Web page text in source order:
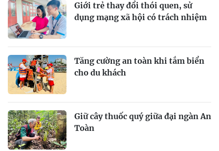
Giới trẻ thay đổi thói quen, sử
dụng mạng xã hội có trách nhiệm
Tăng cường an toàn khi tắm biển
cho du khách
Giữ cây thuốc quý giữa đại ngàn An
Toàn